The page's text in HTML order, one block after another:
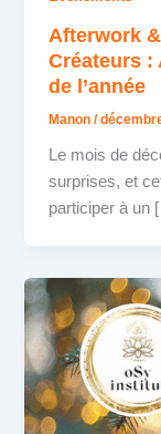
Afterwork
Créateurs :
de l’année
Manon/
Le mois de
surprises, et
participer à un